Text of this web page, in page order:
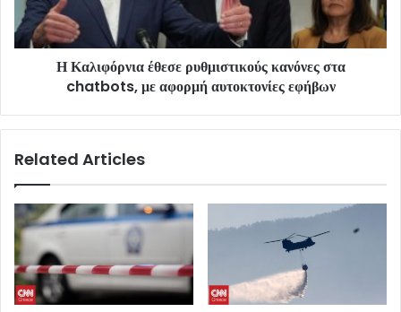
Η Καλιφόρνια έθεσε ρυθμιστικούς κανόνες στα
chatbots, με αφορμή αυτοκτονίες εφήβων
Related Articles